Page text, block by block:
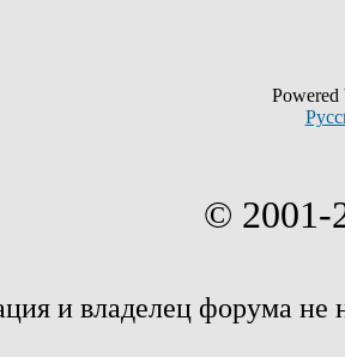
© 2001-
и владелец форума не